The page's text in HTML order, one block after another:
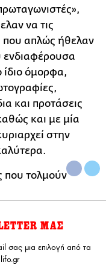
να τις
που απλώς ήθελαν
όμορφα,
και προτάσεις
και με μία
στην
ΜΑΣ
σας μια επιλογή από τα